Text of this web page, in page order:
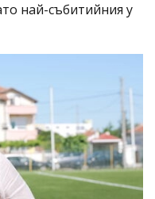
най-събитийния у